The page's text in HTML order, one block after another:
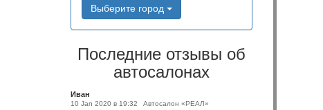
Выберите город
Последние отзывы об
автосалонах
Иван
10 Jan 2020 в 19:32 Автосалон «РЕАЛ»